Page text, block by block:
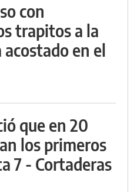
con
trapitos a la
en el
que en 20
los primeros
7 - Cortaderas